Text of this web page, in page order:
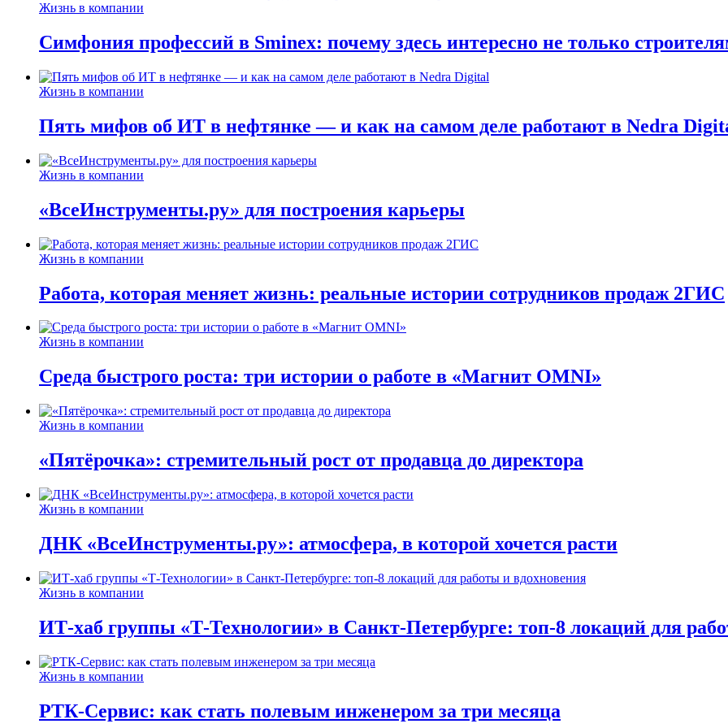
Жизнь в компании
Симфония профессий в Sminex: почему здесь интересно не только
Жизнь в компании
Пять мифов об ИТ в нефтянке — и как на самом деле работают в Nedra
Жизнь в компании
«ВсеИнструменты.ру» для построения карьеры
Жизнь в компании
Работа, которая меняет жизнь: реальные истории сотрудников продаж 2ГИС
Жизнь в компании
Среда быстрого роста: три истории о работе в «Магнит OMNI»
Жизнь в компании
«Пятёрочка»: стремительный рост от продавца до директора
Жизнь в компании
ДНК «ВсеИнструменты.ру»: атмосфера, в которой хочется расти
Жизнь в компании
ИТ-хаб группы «Т-Технологии» в Санкт-Петербурге: топ-8 локаций для
Жизнь в компании
РТК-Сервис: как стать полевым инженером за три месяца